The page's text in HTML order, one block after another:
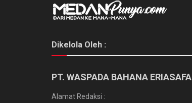
Dikelola Oleh :
PT. WASPADA BAHANA ERIASAFA
Alamat Redaksi :